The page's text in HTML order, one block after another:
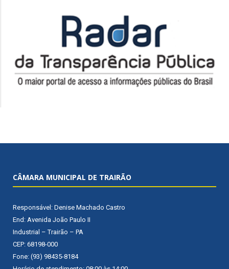
CÂMARA MUNICIPAL DE TRAIRÃO
Responsável: Denise Machado Castro
End: Avenida João Paulo II
Industrial – Trairão – PA
CEP: 68198-000
Fone: (93) 98435-8184